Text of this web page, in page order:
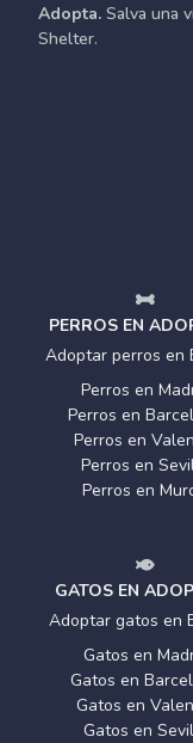
Adopta. Salva una
Shelter.
PERROS EN
Adoptar perros en
Perros en
Perros en
Perros en
Perros en
Perros en
GATOS EN
Adoptar gatos en
Gatos en
Gatos en
Gatos en
Gatos en